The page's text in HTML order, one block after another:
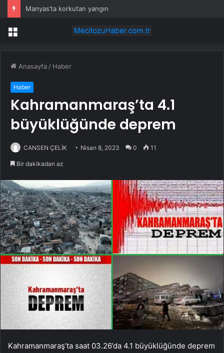
Manyas’ta korkutan yangın
Menü
Anasayfa / Haber
Haber
Kahramanmaraş’ta 4.1
büyüklüğünde deprem
CANSEN ÇELİK Nisan 8, 2023 0 11
Bir dakikadan az
Kahramanmaraş’ta saat 03.26’da 4.1 büyüklüğünde deprem